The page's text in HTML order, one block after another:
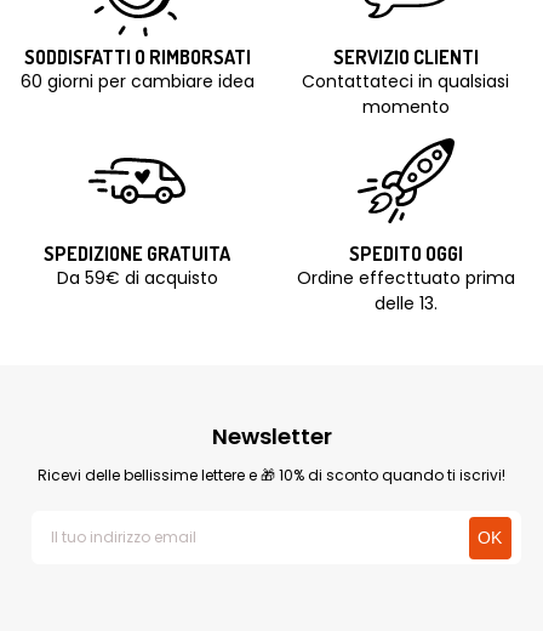
SODDISFATTI O RIMBORSATI
60 giorni per cambiare idea
SERVIZIO CLIENTI
Contattateci in qualsiasi
momento
SPEDIZIONE GRATUITA
Da 59€ di acquisto
SPEDITO OGGI
Ordine effecttuato prima
delle 13.
Newsletter
Ricevi delle bellissime lettere e 🎁 10% di sconto quando ti iscrivi!